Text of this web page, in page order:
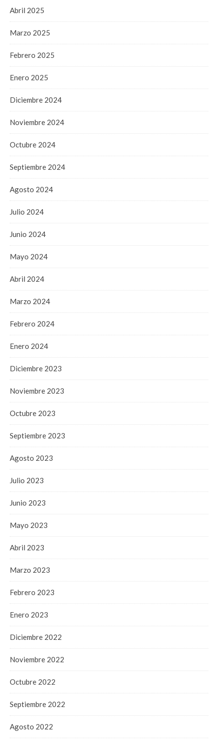
Abril 2025
Marzo 2025
Febrero 2025
Enero 2025
Diciembre 2024
Noviembre 2024
Octubre 2024
Septiembre 2024
Agosto 2024
Julio 2024
Junio 2024
Mayo 2024
Abril 2024
Marzo 2024
Febrero 2024
Enero 2024
Diciembre 2023
Noviembre 2023
Octubre 2023
Septiembre 2023
Agosto 2023
Julio 2023
Junio 2023
Mayo 2023
Abril 2023
Marzo 2023
Febrero 2023
Enero 2023
Diciembre 2022
Noviembre 2022
Octubre 2022
Septiembre 2022
Agosto 2022